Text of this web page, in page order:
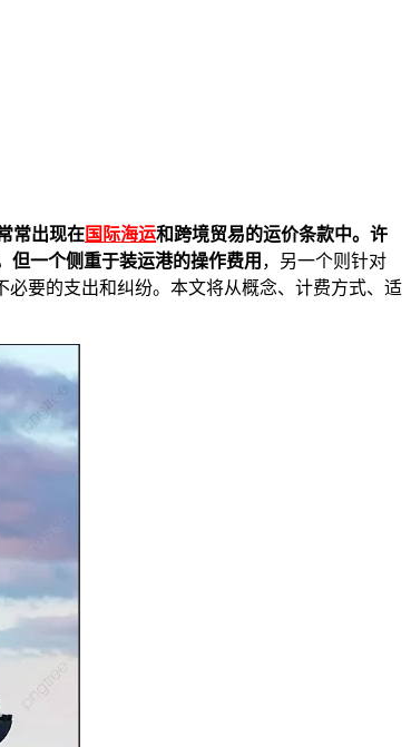
常出现在国际海运和跨境贸易的运价条款中。许
但一个侧重于装运港的操作费用 ，另一个则针对
要的支出和纠纷。本文将从概念、计费方式、适